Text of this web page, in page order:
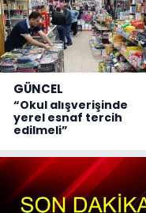
GÜNCEL
“Okul alışverişinde
yerel esnaf tercih
edilmeli”